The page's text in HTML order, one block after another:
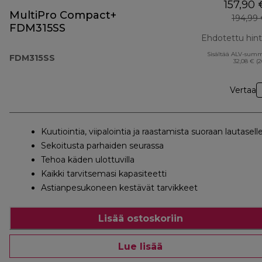
MultiPro Compact+
FDM315SS
FDM315SS
157,90
194,99
Ehdotettu
Sisältää ALV-
32,08 €
Vertaa
Kuutiointia, viipalointia ja raastamista suoraan
Sekoitusta parhaiden seurassa
Tehoa käden ulottuvilla
Kaikki tarvitsemasi kapasiteetti
Astianpesukoneen kestävät tarvikkeet
Lisää ostoskoriin
Lue lisää